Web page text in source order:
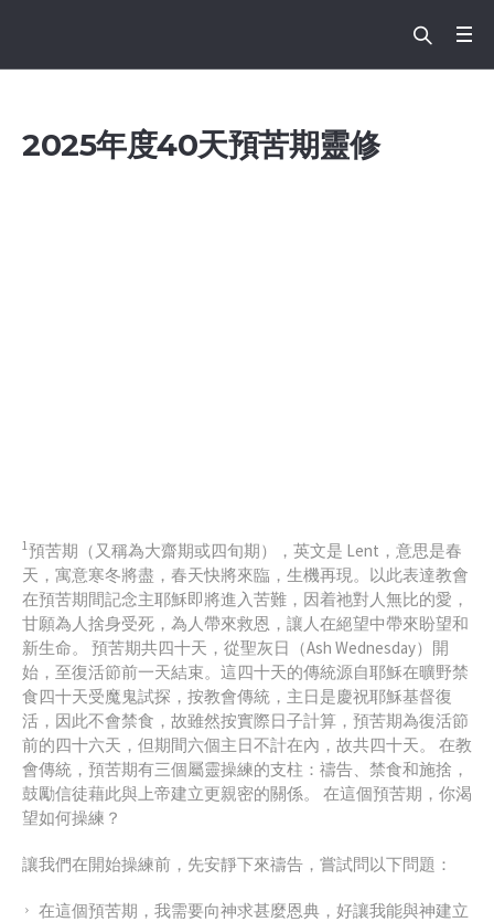
2025年度40天預苦期靈修
1 預苦期（又稱為大齋期或四旬期），英文是 Lent，意思是春
天，寓意寒冬將盡，春天快將來臨，生機再現。以此表達教會
在預苦期間記念主耶穌即將進入苦難，因着祂對人無比的愛，
甘願為人捨身受死，為人帶來救恩，讓人在絕望中帶來盼望和
新生命。 預苦期共四十天，從聖灰日（Ash Wednesday）開
始，至復活節前一天結束。這四十天的傳統源自耶穌在曠野禁
食四十天受魔鬼試探，按教會傳統，主日是慶祝耶穌基督復
活，因此不會禁食，故雖然按實際日子計算，預苦期為復活節
前的四十六天，但期間六個主日不計在內，故共四十天。 在教
會傳統，預苦期有三個屬靈操練的支柱：禱告、禁食和施捨，
鼓勵信徒藉此與上帝建立更親密的關係。 在這個預苦期，你渴
望如何操練？
讓我們在開始操練前，先安靜下來禱告，嘗試問以下問題：
在這個預苦期，我需要向神求甚麼恩典，好讓我能與神建立